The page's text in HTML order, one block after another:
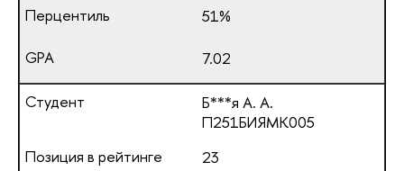
51%
7.02
Б***я А. А.
П251БИЯМК005
23